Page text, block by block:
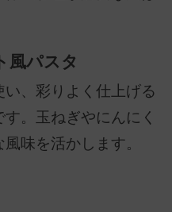
風パスタ
、彩りよく仕上げる
。玉ねぎやにんにく
味を活かします。